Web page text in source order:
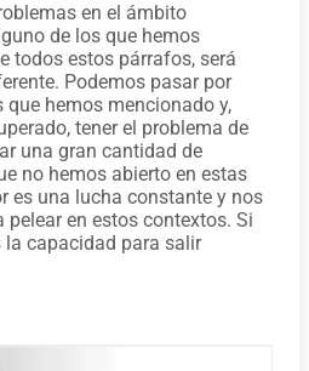
en el ámbito
de los que hemos
todos estos párrafos, será
Podemos pasar por
hemos mencionado y,
tener el problema de
una gran cantidad de
no hemos abierto en estas
es una lucha constante y nos
en estos contextos. Si
la capacidad para salir